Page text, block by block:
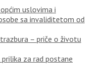
uslovima i
sa invaliditetom od
– priče o životu
za rad postane